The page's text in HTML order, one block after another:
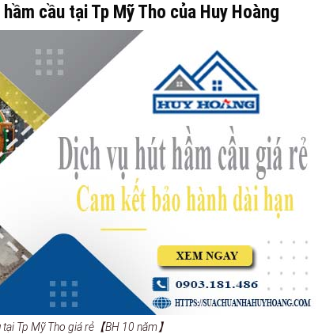
cầu tại Tp Mỹ Tho của Huy Hoàng
Tp Mỹ Tho giá rẻ【BH 10 năm】